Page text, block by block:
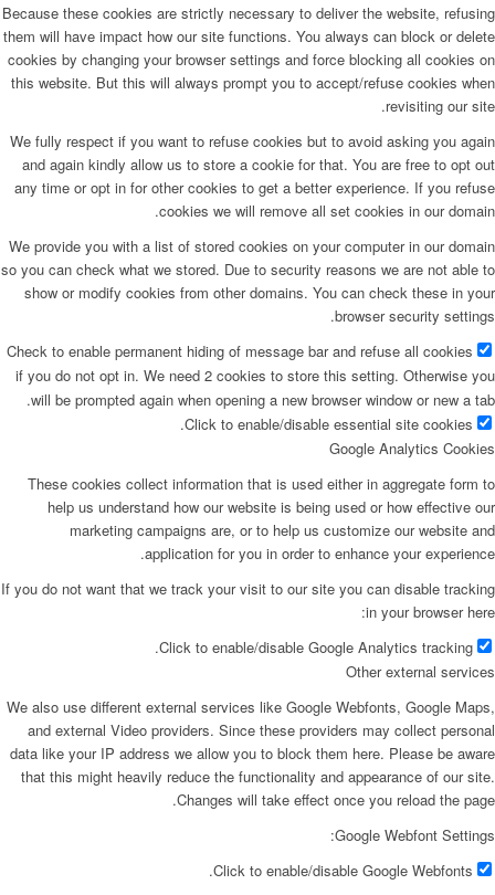
Because these cookies are strictly necessary to deliver the website, refusing
them will have impact how our site functions. You always can block or delete
cookies by changing your browser settings and force blocking all cookies on
this website. But this will always prompt you to accept/refuse cookies when
revisiting our site.
We fully respect if you want to refuse cookies but to avoid asking you again
and again kindly allow us to store a cookie for that. You are free to opt out
any time or opt in for other cookies to get a better experience. If you refuse
cookies we will remove all set cookies in our domain.
We provide you with a list of stored cookies on your computer in our domain
so you can check what we stored. Due to security reasons we are not able to
show or modify cookies from other domains. You can check these in your
browser security settings.
Check to enable permanent hiding of message bar and refuse all cookies
if you do not opt in. We need 2 cookies to store this setting. Otherwise you
will be prompted again when opening a new browser window or new a tab.
Click to enable/disable essential site cookies.
Google Analytics Cookies
These cookies collect information that is used either in aggregate form to
help us understand how our website is being used or how effective our
marketing campaigns are, or to help us customize our website and
application for you in order to enhance your experience.
If you do not want that we track your visit to our site you can disable tracking
in your browser here:
Click to enable/disable Google Analytics tracking.
Other external services
We also use different external services like Google Webfonts, Google Maps,
and external Video providers. Since these providers may collect personal
data like your IP address we allow you to block them here. Please be aware
that this might heavily reduce the functionality and appearance of our site.
Changes will take effect once you reload the page.
Google Webfont Settings:
Click to enable/disable Google Webfonts.